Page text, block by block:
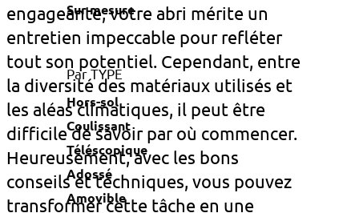
Sur mesure
Par TYPE
Hors-sol
Coulissant
Téléscopique
Adossé
Amovible
engageante, votre abri mérite un
entretien impeccable pour refléter
tout son potentiel. Cependant, entre
la diversité des matériaux utilisés et
les aléas climatiques, il peut être
difficile de savoir par où commencer.
Heureusement, avec les bons
conseils et techniques, vous pouvez
transformer cette tâche en une